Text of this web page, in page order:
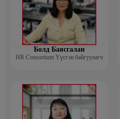
Болд Баясгалан
HR Consortium Үүсгэн байгуулагч